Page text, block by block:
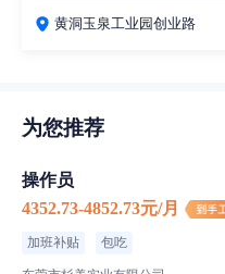
黄洞玉泉工业园创业路
为您推荐
操作员
4352.73-4852.73元/月
加班补贴 包吃